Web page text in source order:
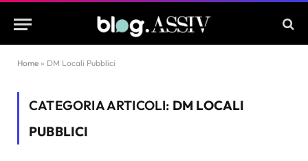
Home » DM Locali Pubblici
CATEGORIA ARTICOLI: DM LOCALI
PUBBLICI